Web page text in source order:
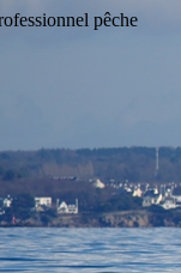
pêche